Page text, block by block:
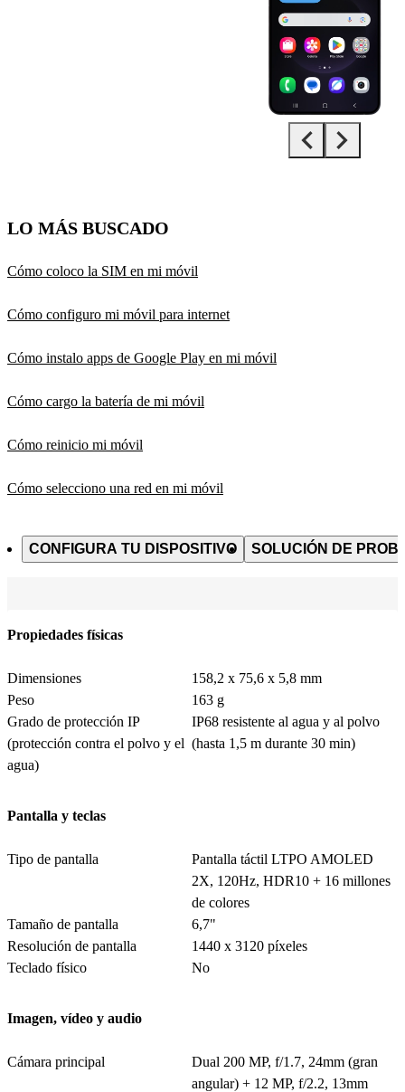
LO MÁS BUSCADO
Cómo coloco la SIM en mi móvil
Cómo configuro mi móvil para internet
Cómo instalo apps de Google Play en mi móvil
Cómo cargo la batería de mi móvil
Cómo reinicio mi móvil
Cómo selecciono una red en mi móvil
CONFIGURA TU DISPOSITIVO SOLUCIÓN DE
Propiedades físicas
Dimensiones
158,2 x 75,6 x 5,8 mm
Peso
163 g
Grado de protección IP
(protección contra el polvo y el
agua)
IP68 resistente al agua y al polvo
(hasta 1,5 m durante 30 min)
Pantalla y teclas
Tipo de pantalla
Pantalla táctil LTPO AMOLED
2X, 120Hz, HDR10 + 16 millones
de colores
Tamaño de pantalla
6,7"
Resolución de pantalla
1440 x 3120 píxeles
Teclado físico
No
Imagen, vídeo y audio
Cámara principal
Dual 200 MP, f/1.7, 24mm (gran
angular) + 12 MP, f/2.2, 13mm